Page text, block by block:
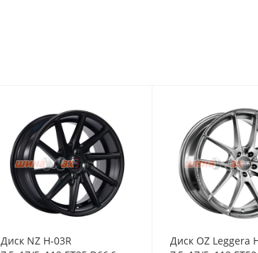
Диск NZ H-03R
Диск OZ Leggera